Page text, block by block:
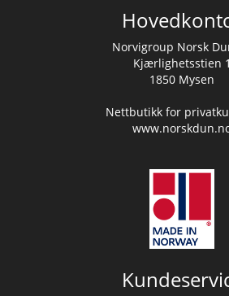
Norvigroup Norsk
Kjærlighetsstien 1
1850 Mysen
Nettbutikk for